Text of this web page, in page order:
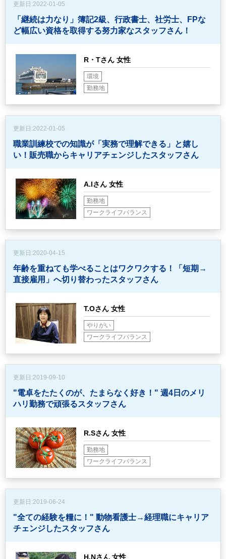
更新日:2022-01-05
「継続は力なり」簿記2級、行政書士、社労士、FPな
ど幅広い資格を取得する努力家なスタッフさん！
R・Tさん 女性
環境
勤務地
更新日:2022-01-05
職業訓練校での知識が「実務で理解できる」と嬉し
い！ 販売職からキャリアチェンジしたスタッフさん
A.Iさん 女性
勤務地
ワークライフバランス
更新日:2020-04-15
年齢を重ねても学べることはワクワクする！
「短期→
直接雇用」へ切り替わったスタッフさん
T.Oさん 女性
やりがい
ワークライフバランス
更新日:2019-09-10
"電卓をたたくのが、たまらなく好き！" 週4日のメリ
ハリ勤務で頑張るスタッフさん
R.Sさん 女性
勤務地
ワークライフバランス
更新日:2019-06-24
"全ての経験を糧に！" 動物看護士→経理職にキャリア
チェンジしたスタッフさん
H.Nさん 女性